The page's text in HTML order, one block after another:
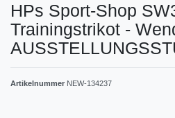
HPs Sport-Shop
Trainingstrikot -
Artikelnummer NEW-134237